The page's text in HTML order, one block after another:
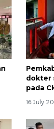
dokter
pada
16 July